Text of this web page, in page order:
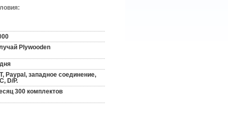
Plywooden
Paypal, западное соединение,
D/P.
300 комплектов